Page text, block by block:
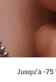
Jusqu'à -75